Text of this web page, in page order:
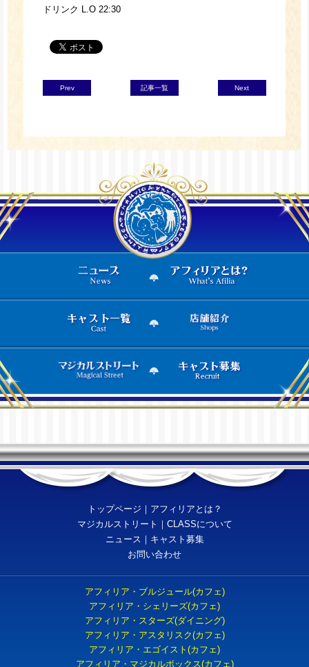
ドリンク L.O 22:30
Prev 記事一覧 Next
トップページ ｜ アフィリアとは？
マジカルストリート ｜ CLASSについて
ニュース ｜ キャスト募集
お問い合わせ
アフィリア・ブルジュール(カフェ)
アフィリア・シェリーズ(カフェ)
アフィリア・スターズ(ダイニング)
アフィリア・アスタリスク(カフェ)
アフィリア・エゴイスト(カフェ)
アフィリア・マジカルボックス(カフェ)